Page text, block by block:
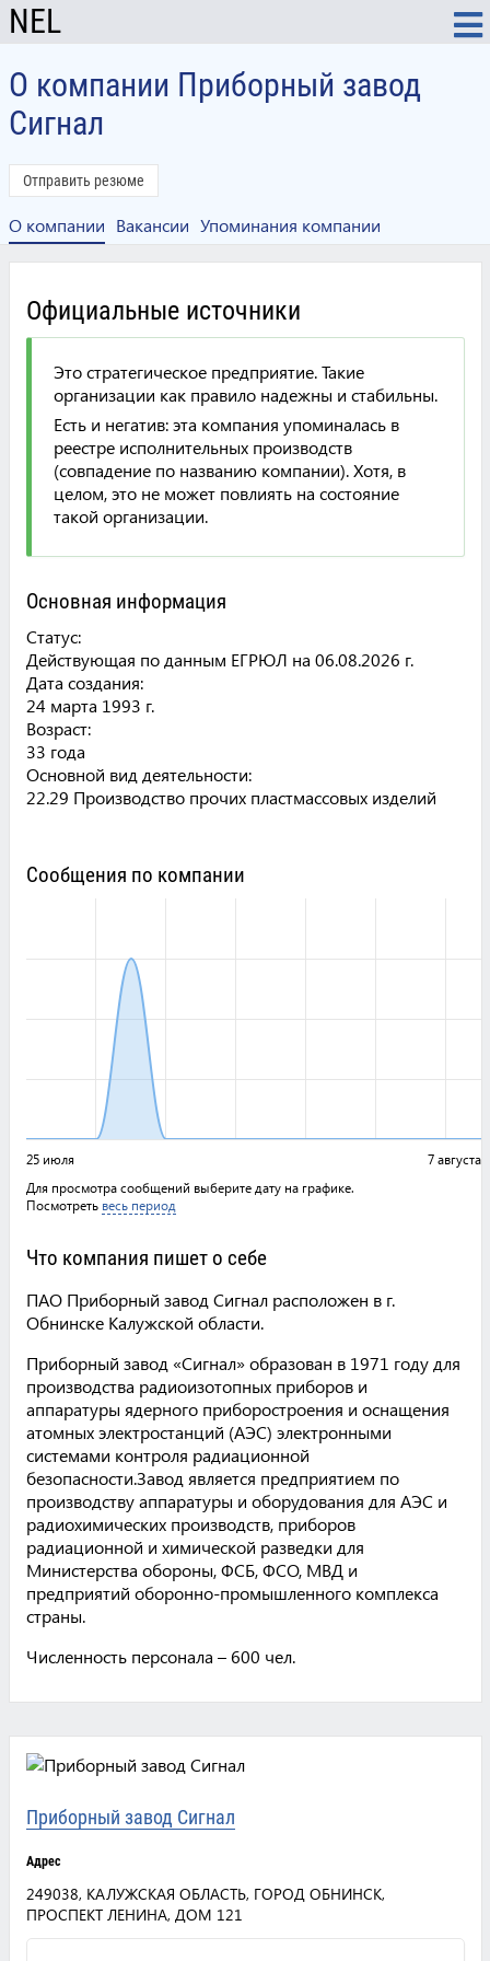
NEL
О компании Приборный завод
Сигнал
Отправить резюме
О компании Вакансии Упоминания компании
Официальные источники
Это стратегическое предприятие. Такие
организации как правило надежны и стабильны.
Есть и негатив: эта компания упоминалась в
реестре исполнительных производств
(совпадение по названию компании). Хотя, в
целом, это не может повлиять на состояние
такой организации.
Основная информация
Статус:
Действующая по данным ЕГРЮЛ на 06.08.2026 г.
Дата создания:
24 марта 1993 г.
Возраст:
33 года
Основной вид деятельности:
22.29 Производство прочих пластмассовых изделий
Сообщения по компании
25 июля
7 августа
Для просмотра сообщений выберите дату на графике.
Посмотреть весь период
Что компания пишет о себе
ПАО Приборный завод Сигнал расположен в г.
Обнинске Калужской области.
Приборный завод «Сигнал» образован в 1971 году для
производства радиоизотопных приборов и
аппаратуры ядерного приборостроения и оснащения
атомных электростанций (АЭС) электронными
системами контроля радиационной
безопасности.Завод является предприятием по
производству аппаратуры и оборудования для АЭС и
радиохимических производств, приборов
радиационной и химической разведки для
Министерства обороны, ФСБ, ФСО, МВД и
предприятий оборонно-промышленного комплекса
страны.
Численность персонала – 600 чел.
Приборный завод Сигнал
Адрес
249038, КАЛУЖСКАЯ ОБЛАСТЬ, ГОРОД ОБНИНСК,
ПРОСПЕКТ ЛЕНИНА, ДОМ 121